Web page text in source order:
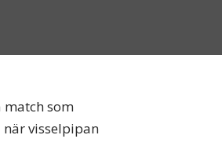
match som
visselpipan